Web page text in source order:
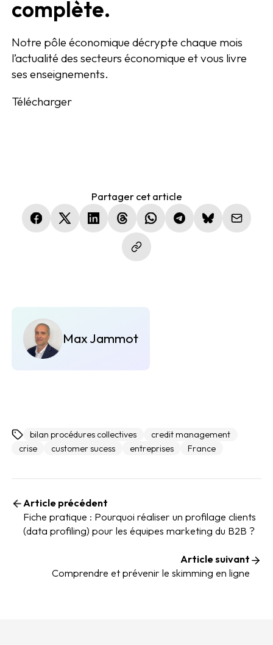
complète.
Notre pôle économique décrypte chaque mois
l’actualité des secteurs économique et vous livre
ses enseignements.
Télécharger
Partager cet article
(nouvelle fenêtre)
(nouvelle fenêtre)
(nouvelle fenêtre)
(nouvelle fenêtre)
(nouvelle fenêtre)
(nouvelle fenêtre)
(nouvelle
Max Jammot
bilan procédures collectives
credit management
crise
customer sucess entreprises France
Article précédent
Fiche pratique : Pourquoi réaliser un profilage clients
(data profiling) pour les équipes marketing du B2B ?
Article suivant
Comprendre et prévenir le skimming en ligne